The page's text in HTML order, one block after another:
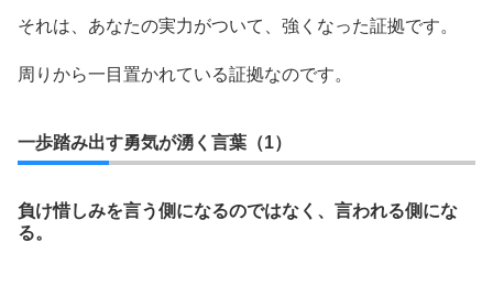
それは、あなたの実力がついて、強くなった証拠です。
周りから一目置かれている証拠なのです。
一歩踏み出す勇気が湧く言葉（1）
負け惜しみを言う側になるのではなく、言われる側にな
る。